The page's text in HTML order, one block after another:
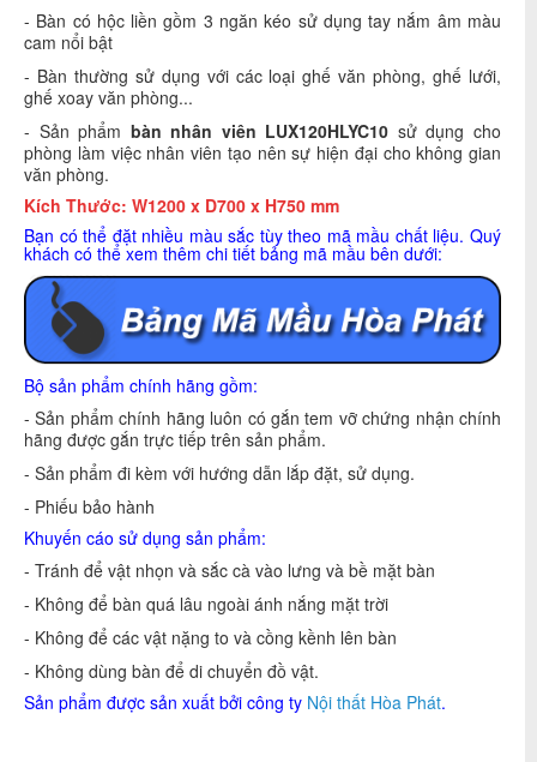
- Bàn có hộc liền gồm 3 ngăn kéo sử dụng tay nắm âm màu
cam nổi bật
- Bàn thường sử dụng với các loại ghế văn phòng, ghế lưới,
ghế xoay văn phòng...
- Sản phẩm bàn nhân viên LUX120HLYC10 sử dụng cho
phòng làm việc nhân viên tạo nên sự hiện đại cho không gian
văn phòng.
Kích Thước: W1200 x D700 x H750 mm
Bạn có thể đặt nhiều màu sắc tùy theo mã mầu chất liệu. Quý
khách có thể xem thêm chi tiết bảng mã mầu bên dưới:
Bộ sản phẩm chính hãng gồm:
- Sản phẩm chính hãng luôn có gắn tem vỡ chứng nhận chính
hãng được gắn trực tiếp trên sản phẩm.
- Sản phẩm đi kèm với hướng dẫn lắp đặt, sử dụng.
- Phiếu bảo hành
Khuyến cáo sử dụng sản phẩm:
- Tránh để vật nhọn và sắc cà vào lưng và bề mặt bàn
- Không để bàn quá lâu ngoài ánh nắng mặt trời
- Không để các vật nặng to và cồng kềnh lên bàn
- Không dùng bàn để di chuyển đồ vật.
Sản phẩm được sản xuất bởi công ty Nội thất Hòa Phát.